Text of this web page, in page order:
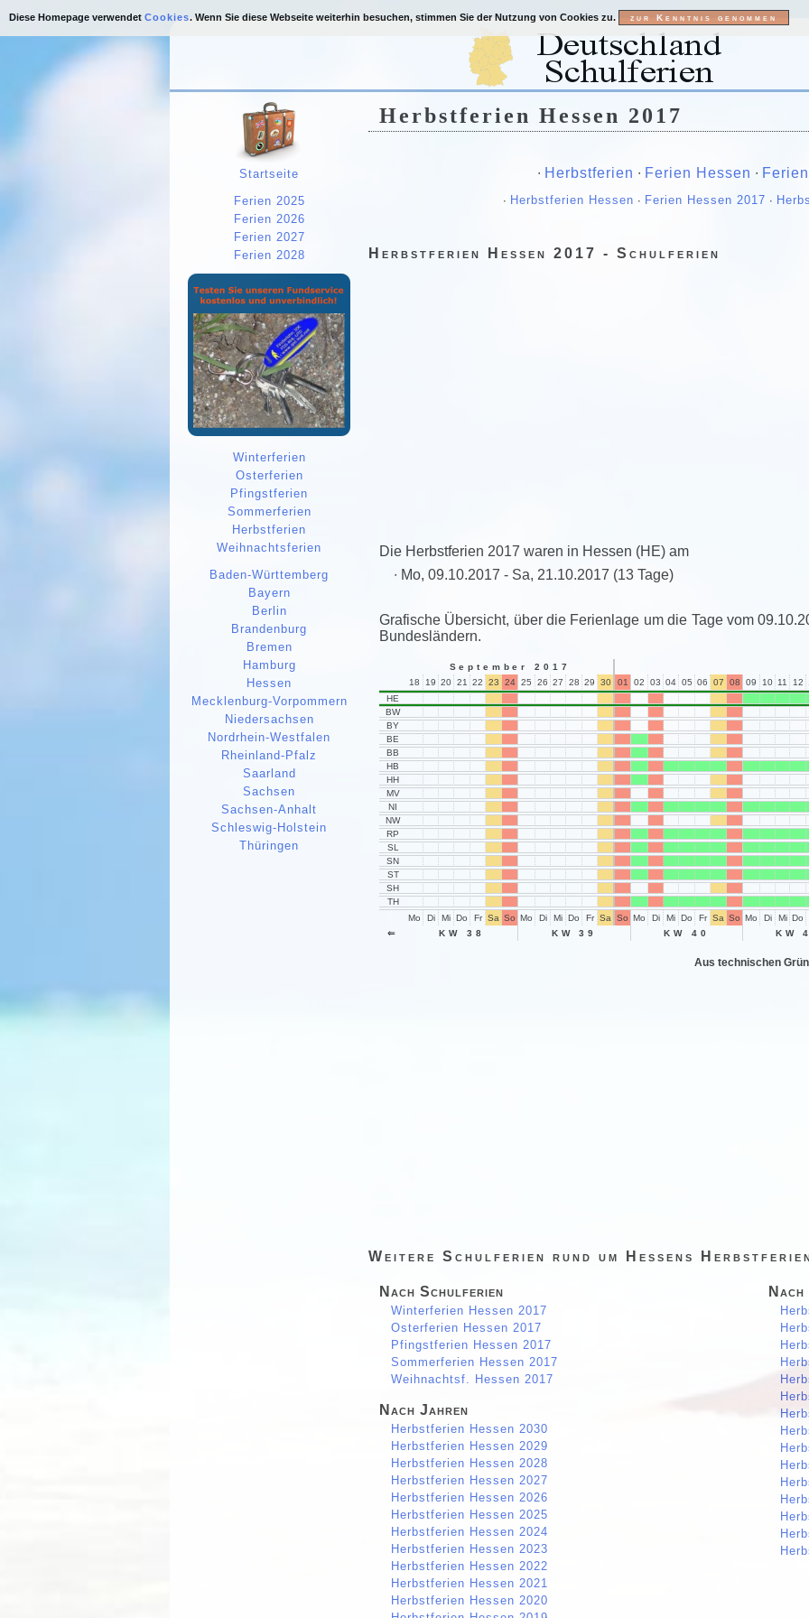
Herbstferien Hessen 2017
∙ Herbstferien ∙ Ferien Hessen ∙
∙ Herbstferien Hessen ∙ Ferien Hessen 2017 ∙
Herbstferien Hessen 2017 - Schulferien
Die Herbstferien 2017 waren in Hessen (HE) am
Mo, 09.10.2017 - Sa, 21.10.2017 (13 Tage)
Grafische Übersicht, über die Ferienlage um die Tage vom
Bundesländern.
September 2017
18
19 20 21 22 23 24 25 26 27 28 29 30 01 02 03 04 05 06 07 08 09 10 11 12
Mo Di Mi Do Fr Sa So Mo Di Mi Do Fr Sa So Mo Di Mi Do Fr Sa So Mo Di Mi Do
KW 38
KW 39 KW 40 KW
HE
BW
BY
BE
BB
HB
HH
MV
NI
NW
RP
SL
SN
ST
SH
TH
⇐
Aus technischen
Weitere Schulferien rund um Hessens
Nach Schulferien
Winterferien Hessen 2017
Osterferien Hessen 2017
Pfingstferien Hessen 2017
Sommerferien Hessen 2017
Weihnachtsf. Hessen 2017
Nach Jahren
Herbstferien Hessen 2030
Herbstferien Hessen 2029
Herbstferien Hessen 2028
Herbstferien Hessen 2027
Herbstferien Hessen 2026
Herbstferien Hessen 2025
Herbstferien Hessen 2024
Herbstferien Hessen 2023
Herbstferien Hessen 2022
Herbstferien Hessen 2021
Herbstferien Hessen 2020
Startseite
Ferien 2025
Ferien 2026
Ferien 2027
Ferien 2028
Winterferien
Osterferien
Pfingstferien
Sommerferien
Herbstferien
Weihnachtsferien
Baden-Württemberg
Bayern
Berlin
Brandenburg
Bremen
Hamburg
Hessen
Mecklenburg-Vorpommern
Niedersachsen
Nordrhein-Westfalen
Rheinland-Pfalz
Saarland
Sachsen
Sachsen-Anhalt
Schleswig-Holstein
Thüringen
Diese Homepage verwendet Cookies. Wenn Sie diese Webseite weiterhin besuchen, stimmen Sie der Nutzung von Cookies zu.